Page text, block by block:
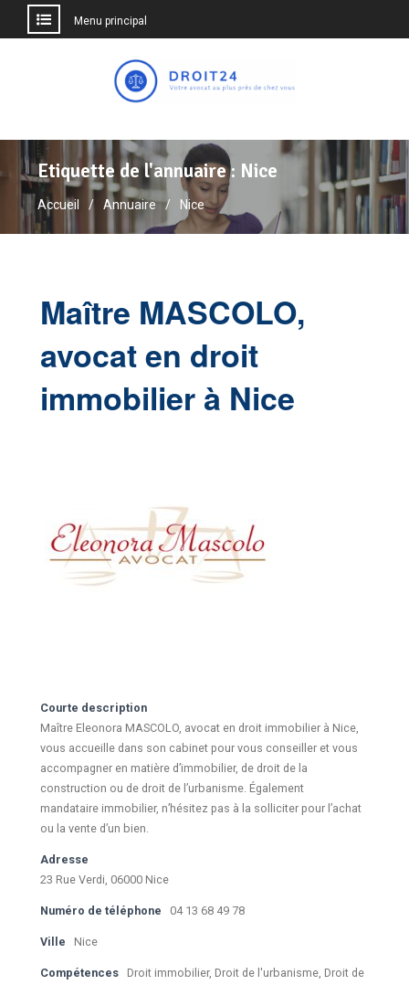
Menu principal
Etiquette de l'annuaire : Nice
Accueil Annuaire Nice
Maître MASCOLO,
avocat en droit
immobilier à Nice
Courte description
Maître Eleonora MASCOLO, avocat en droit immobilier à Nice,
vous accueille dans son cabinet pour vous conseiller et vous
accompagner en matière d’immobilier, de droit de la
construction ou de droit de l’urbanisme. Également
mandataire immobilier, n’hésitez pas à la solliciter pour l’achat
ou la vente d’un bien.
Adresse
23 Rue Verdi, 06000 Nice
Numéro de téléphone 04 13 68 49 78
Ville Nice
Compétences
Droit immobilier, Droit de l'urbanisme, Droit de